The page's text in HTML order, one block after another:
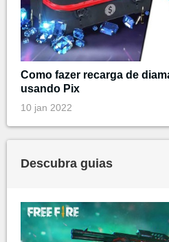
Como fazer recarga de
usando Pix
10 jan 2022
Descubra guias